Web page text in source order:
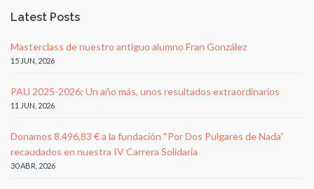
Latest Posts
Masterclass de nuestro antiguo alumno Fran González
15 JUN, 2026
PAU 2025-2026: Un año más, unos resultados extraordinarios
11 JUN, 2026
Donamos 8.496,83 € a la fundación “Por Dos Pulgares de Nada”
recaudados en nuestra IV Carrera Solidaria
30 ABR, 2026